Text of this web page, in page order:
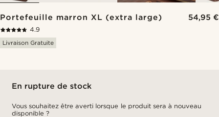
Portefeuille marron XL (extra large) 54,95 €
4.9
Livraison Gratuite
En rupture de stock
Vous souhaitez être averti lorsque le produit sera à nouveau
disponible ?